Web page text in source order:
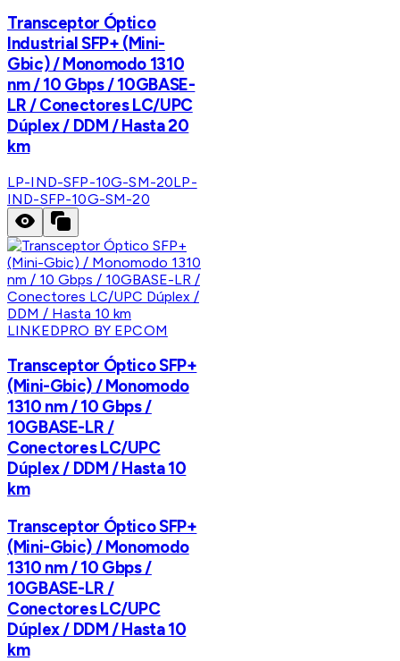
Transceptor Óptico
Industrial SFP+ (Mini-
Gbic) / Monomodo 1310
nm / 10 Gbps / 10GBASE-
LR / Conectores LC/UPC
Dúplex / DDM / Hasta 20
km
LP-IND-SFP-10G-SM-20LP-
IND-SFP-10G-SM-20
LINKEDPRO BY EPCOM
Transceptor Óptico SFP+
(Mini-Gbic) / Monomodo
1310 nm / 10 Gbps /
10GBASE-LR /
Conectores LC/UPC
Dúplex / DDM / Hasta 10
km
Transceptor Óptico SFP+
(Mini-Gbic) / Monomodo
1310 nm / 10 Gbps /
10GBASE-LR /
Conectores LC/UPC
Dúplex / DDM / Hasta 10
km